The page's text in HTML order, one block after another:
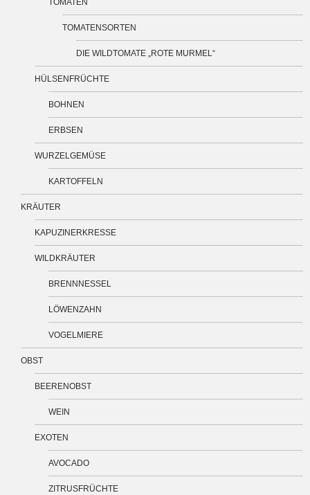
TOMATEN
TOMATENSORTEN
DIE WILDTOMATE „ROTE MURMEL“
HÜLSENFRÜCHTE
BOHNEN
ERBSEN
WURZELGEMÜSE
KARTOFFELN
KRÄUTER
KAPUZINERKRESSE
WILDKRÄUTER
BRENNNESSEL
LÖWENZAHN
VOGELMIERE
OBST
BEERENOBST
WEIN
EXOTEN
AVOCADO
ZITRUSFRÜCHTE